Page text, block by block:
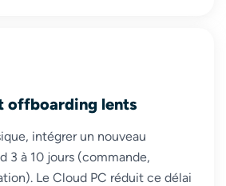
offboarding lents
intégrer un nouveau
3 à 10 jours (commande,
Le Cloud PC réduit ce délai